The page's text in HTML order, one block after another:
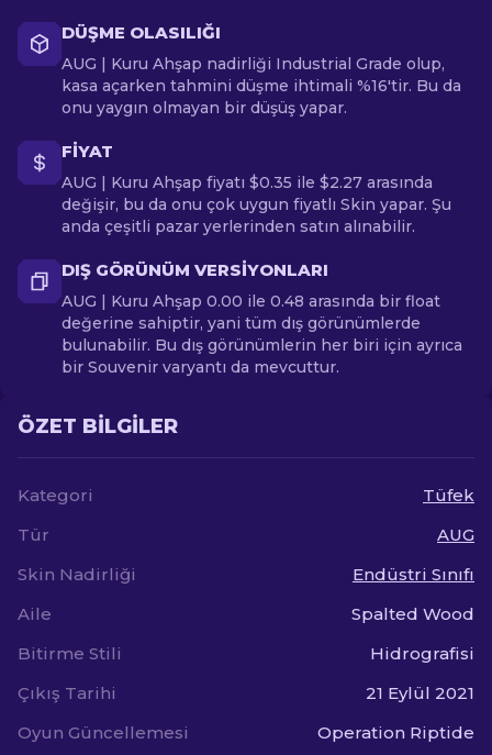
DÜŞME OLASILIĞI
AUG | Kuru Ahşap nadirliği Industrial Grade olup,
kasa açarken tahmini düşme ihtimali %16'tir. Bu da
onu yaygın olmayan bir düşüş yapar.
FIYAT
AUG | Kuru Ahşap fiyatı $0.35 ile $2.27 arasında
değişir, bu da onu çok uygun fiyatlı Skin yapar. Şu
anda çeşitli pazar yerlerinden satın alınabilir.
DIŞ GÖRÜNÜM VERSIYONLARI
AUG | Kuru Ahşap 0.00 ile 0.48 arasında bir float
değerine sahiptir, yani tüm dış görünümlerde
bulunabilir. Bu dış görünümlerin her biri için ayrıca
bir Souvenir varyantı da mevcuttur.
ÖZET BILGILER
Kategori
Tüfek
Tür
AUG
Skin Nadirliği
Endüstri Sınıfı
Aile
Spalted Wood
Bitirme Stili
Hidrografisi
Çıkış Tarihi
21 Eylül 2021
Oyun Güncellemesi
Operation Riptide